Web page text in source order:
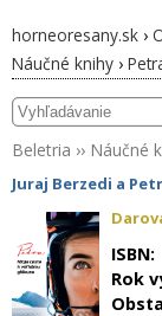
horneoresany.sk ›
Náučné knihy ›
Beletria ›› Náučné
Juraj Berzedi a
ISBN:
Rok